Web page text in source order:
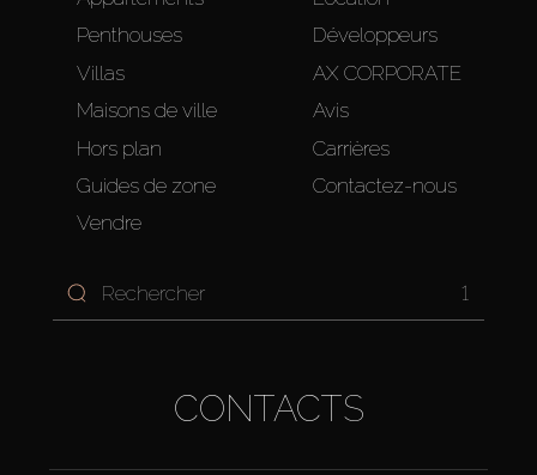
Penthouses
Villas
Maisons de ville
Hors plan
Guides de zone
Vendre
Développeurs
AX CORPORATE
Avis
Carrières
Contactez-nous
1
CONTACTS